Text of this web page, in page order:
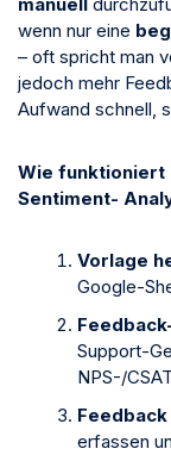
manuell
wenn nur eine
– oft spricht man
jedoch mehr
Aufwand schnell,
Wie funktioniert
Sentiment-
Vorlage
Google-
Support-
NPS-/
erfassen